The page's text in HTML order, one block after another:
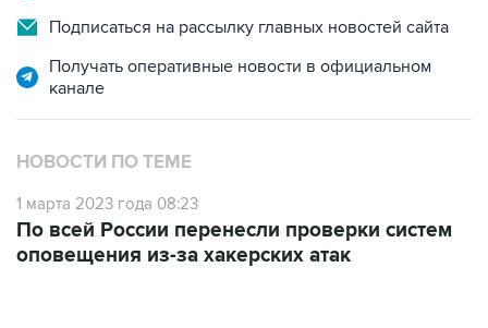
Подписаться на рассылку главных новостей сайта
Получать оперативные новости в официальном
канале
НОВОСТИ ПО ТЕМЕ
1 марта 2023 года 08:23
По всей России перенесли проверки систем
оповещения из-за хакерских атак